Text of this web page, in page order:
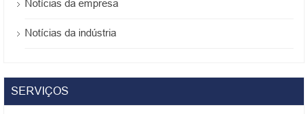
Notícias da empresa
Notícias da indústria
SERVIÇOS